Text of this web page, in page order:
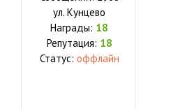
ул. Кунцево
Награды: 18
Репутация: 18
Статус: оффлайн